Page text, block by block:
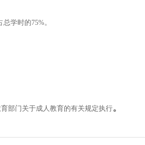
学时的75%。
部门关于成人教育的有关规定执行。